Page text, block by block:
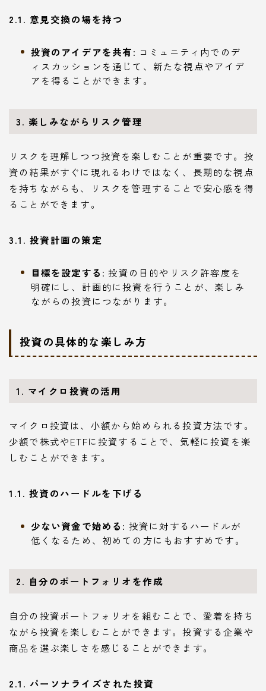
2.1. 意見交換の場を持つ
投資のアイデアを共有: コミュニティ内でのデ
ィスカッションを通じて、新たな視点やアイデ
アを得ることができます。
3. 楽しみながらリスク管理
リスクを理解しつつ投資を楽しむことが重要です。投
資の結果がすぐに現れるわけではなく、長期的な視点
を持ちながらも、リスクを管理することで安心感を得
ることができます。
3.1. 投資計画の策定
目標を設定する : 投資の目的やリスク許容度を
明確にし、計画的に投資を行うことが、楽しみ
ながらの投資につながります。
投資の具体的な楽しみ方
1. マイクロ投資の活用
マイクロ投資は、小額から始められる投資方法です。
少額で株式やETFに投資することで、気軽に投資を楽
しむことができます。
1.1. 投資のハードルを下げる
少ない資金で始める : 投資に対するハードルが
低くなるため、初めての方にもおすすめです。
2. 自分のポートフォリオを作成
自分の投資ポートフォリオを組むことで、愛着を持ち
ながら投資を楽しむことができます。投資する企業や
商品を選ぶ楽しさを感じることができます。
2.1. パーソナライズされた投資